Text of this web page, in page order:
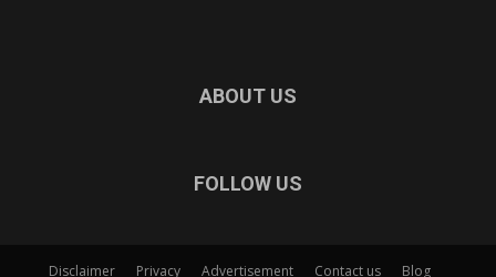
ABOUT US
FOLLOW US
Disclaimer Privacy Advertisement Contact us Blog